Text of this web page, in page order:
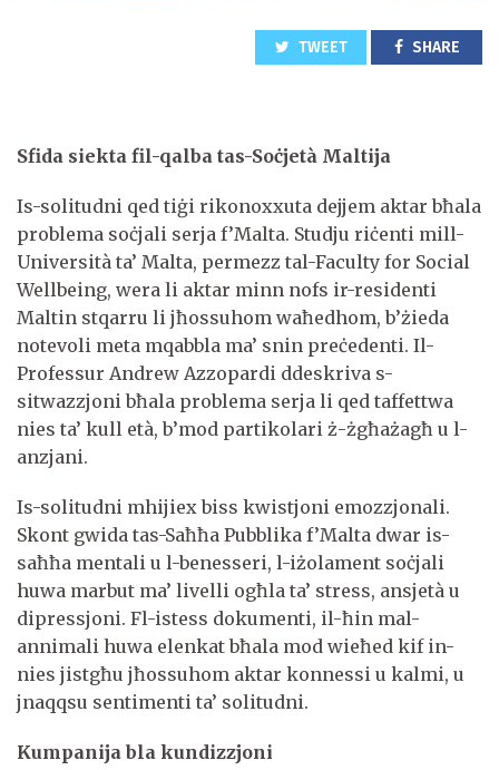
TWEET SHARE
Sfida siekta fil-qalba tas-Soċjetà Maltija
Is-solitudni qed tiġi rikonoxxuta dejjem aktar bħala
problema soċjali serja f’Malta. Studju riċenti mill-
Università ta’ Malta, permezz tal-Faculty for Social
Wellbeing, wera li aktar minn nofs ir-residenti
Maltin stqarru li jħossuhom waħedhom, b’żieda
notevoli meta mqabbla ma’ snin preċedenti. Il-
Professur Andrew Azzopardi ddeskriva s-
sitwazzjoni bħala problema serja li qed taffettwa
nies ta’ kull età, b’mod partikolari ż-żgħażagħ u l-
anzjani.
Is-solitudni mhijiex biss kwistjoni emozzjonali.
Skont gwida tas-Saħħa Pubblika f’Malta dwar is-
saħħa mentali u l-benesseri, l-iżolament soċjali
huwa marbut ma’ livelli ogħla ta’ stress, ansjetà u
dipressjoni. Fl-istess dokumenti, il-ħin mal-
annimali huwa elenkat bħala mod wieħed kif in-
nies jistgħu jħossuhom aktar konnessi u kalmi, u
jnaqqsu sentimenti ta’ solitudni.
Kumpanija bla kundizzjoni